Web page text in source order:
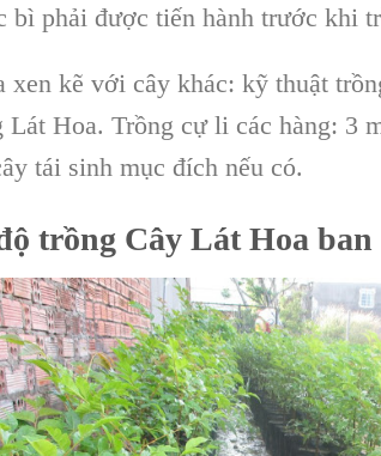
phải được tiến hành trước khi
xen kẽ với cây khác: kỹ thuật
Lát Hoa. Trồng cự li các hàng: 3
tái sinh mục đích nếu có.
trồng Cây Lát Hoa ban